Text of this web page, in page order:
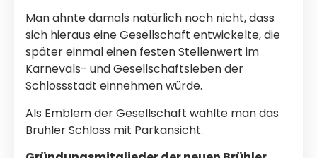
Man ahnte damals natürlich noch nicht, dass
sich hieraus eine Gesellschaft entwickelte, die
später einmal einen festen Stellenwert im
Karnevals- und Gesellschaftsleben der
Schlossstadt einnehmen würde.
Als Emblem der Gesellschaft wählte man das
Brühler Schloss mit Parkansicht.